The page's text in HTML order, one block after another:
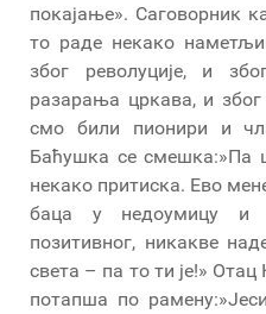
покајање». Саговорник
то раде некако
због револуције, и
разарања цркава, и
смо били пионири и
Баћушка се смешка:»Па
некако притиска. Ево
баца у недоумицу и
позитивног, никакве
света – па то ти је!»
потапша по